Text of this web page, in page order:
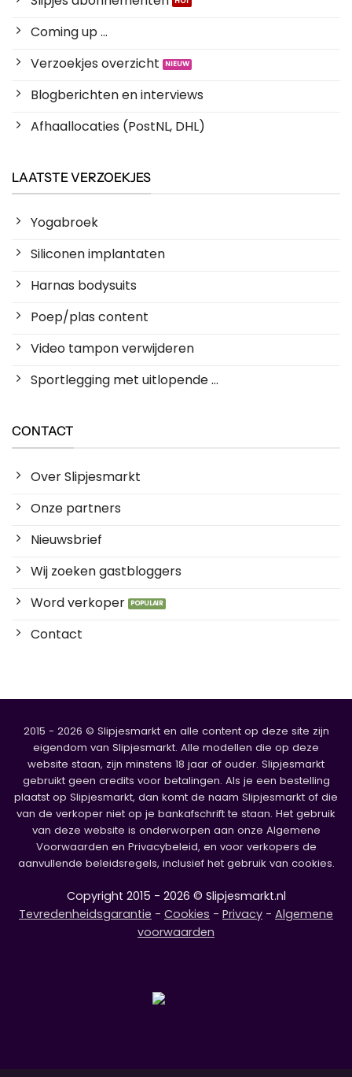
Coming up ...
Verzoekjes overzicht
Blogberichten en interviews
Afhaallocaties (PostNL, DHL)
LAATSTE VERZOEKJES
Yogabroek
Siliconen implantaten
Harnas bodysuits
Poep/plas content
Video tampon verwijderen
Sportlegging met uitlopende ...
CONTACT
Over Slipjesmarkt
Onze partners
Nieuwsbrief
Wij zoeken gastbloggers
Word verkoper
Contact
2015 - 2026 © Slipjesmarkt en alle content op deze site zijn
eigendom van Slipjesmarkt. Alle modellen die op deze
website staan, zijn minstens 18 jaar of ouder. Slipjesmarkt
gebruikt geen credits voor betalingen. Als je een bestelling
plaatst op Slipjesmarkt, dan komt de naam Slipjesmarkt of die
van de verkoper niet op je bankafschrift te staan. Het gebruik
van deze website is onderworpen aan onze Algemene
Voorwaarden en Privacybeleid, en voor verkopers de
aanvullende beleidsregels, inclusief het gebruik van cookies.
Copyright 2015 - 2026 © Slipjesmarkt.nl
Tevredenheidsgarantie - Cookies - Privacy - Algemene
voorwaarden